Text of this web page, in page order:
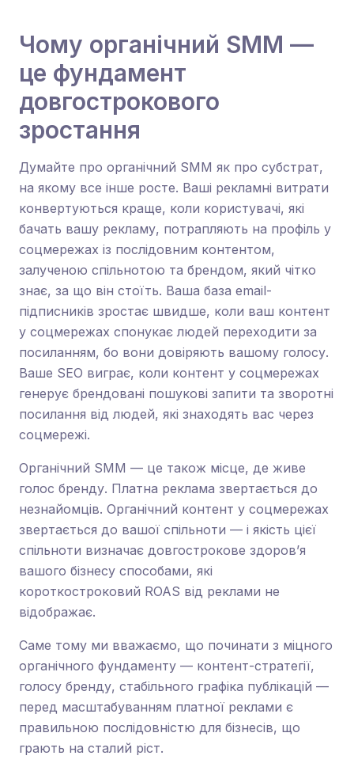
Чому органічний SMM —
це фундамент
довгострокового
зростання
Думайте про органічний SMM як про субстрат,
на якому все інше росте. Ваші рекламні витрати
конвертуються краще, коли користувачі, які
бачать вашу рекламу, потрапляють на профіль у
соцмережах із послідовним контентом,
залученою спільнотою та брендом, який чітко
знає, за що він стоїть. Ваша база email-
підписників зростає швидше, коли ваш контент
у соцмережах спонукає людей переходити за
посиланням, бо вони довіряють вашому голосу.
Ваше SEO виграє, коли контент у соцмережах
генерує брендовані пошукові запити та зворотні
посилання від людей, які знаходять вас через
соцмережі.
Органічний SMM — це також місце, де живе
голос бренду. Платна реклама звертається до
незнайомців. Органічний контент у соцмережах
звертається до вашої спільноти — і якість цієї
спільноти визначає довгострокове здоров’я
вашого бізнесу способами, які
короткостроковий ROAS від реклами не
відображає.
Саме тому ми вважаємо, що починати з міцного
органічного фундаменту — контент-стратегії,
голосу бренду, стабільного графіка публікацій —
перед масштабуванням платної реклами є
правильною послідовністю для бізнесів, що
грають на сталий ріст.